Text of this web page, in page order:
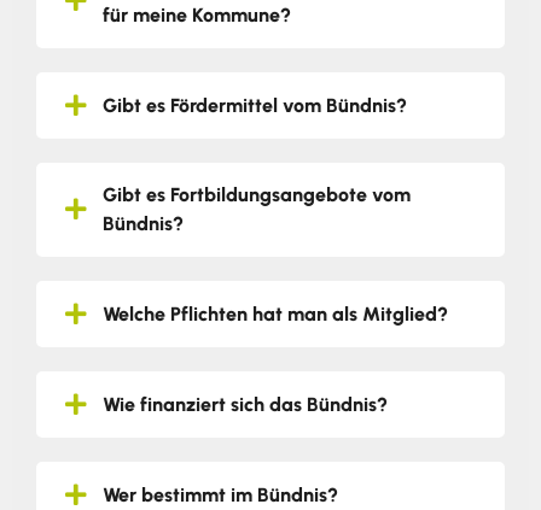
für meine Kommune?
Gibt es Fördermittel vom Bündnis?
Gibt es Fortbildungsangebote vom
Bündnis?
Welche Pflichten hat man als Mitglied?
Wie finanziert sich das Bündnis?
Wer bestimmt im Bündnis?